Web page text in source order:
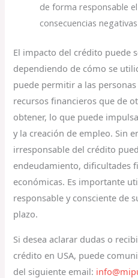
de forma responsable
consecuencias
El impacto del crédito puede
dependiendo de cómo se
puede permitir a las
recursos financieros que de
obtener, lo que puede
y la creación de empleo. Sin
irresponsable del crédito
endeudamiento, dificultades
económicas. Es importante
responsable y consciente de
plazo.
Si desea aclarar dudas o
crédito en USA, puede
del siguiente email: